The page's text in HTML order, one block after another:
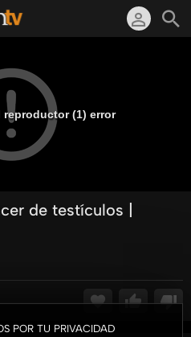
POR TU PRIVACIDAD
(1) error
de testículos |